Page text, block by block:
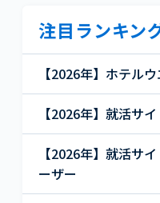
注目ランキン
【2026年】ホテル
【2026年】就活サ
【2026年】就活サ
ーザー